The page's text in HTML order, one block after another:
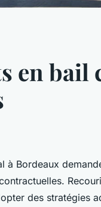
en
à Bordeaux
des stratégies